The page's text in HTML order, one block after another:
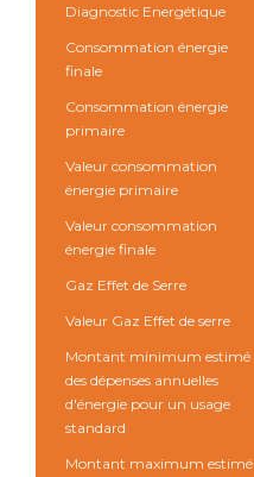
Diagnostic Energétique
Consommation énergie
finale
Consommation énergie
primaire
Valeur consommation
énergie primaire
Valeur consommation
énergie finale
Gaz Effet de Serre
Valeur Gaz Effet de serre
Montant minimum estimé
des dépenses annuelles
d'énergie pour un usage
standard
Montant maximum estimé